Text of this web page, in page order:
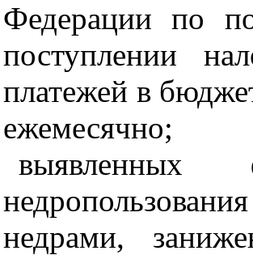
Федерации по
поступлении
платежей в
ежемесячно;
недрами,